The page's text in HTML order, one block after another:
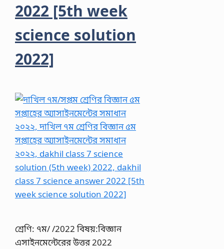
2022 [5th week
science solution
2022]
শ্রেণি: ৭ম/ /2022 বিষয়:বিজ্ঞান
এসাইনমেন্টেরের উত্তর 2022